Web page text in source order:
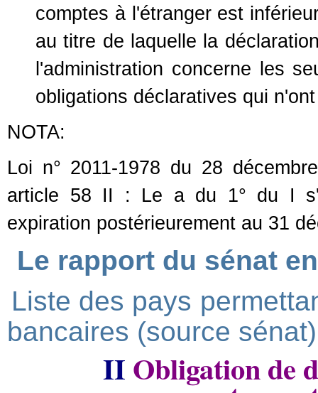
comptes à l'étranger est
au titre de laquelle la
l'administration concerne les
obligations déclaratives qui
NOTA:
Loi n° 2011-1978 du 28
article 58 II : Le a du 1° du I
expiration postérieurement au 31
Le rapport du sénat
Liste des pays
bancaires (source sénat)
II Obligation de